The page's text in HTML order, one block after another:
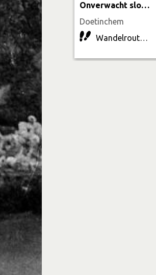
Onverwacht slotakkoord
Doetinchem
Wandelroute | 5.1 km